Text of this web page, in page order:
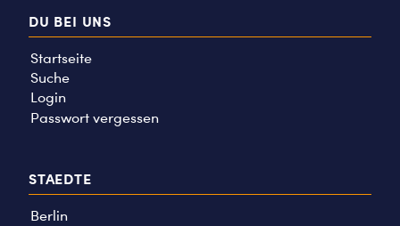
DU BEI UNS
Startseite
Suche
Login
Passwort vergessen
STAEDTE
Berlin